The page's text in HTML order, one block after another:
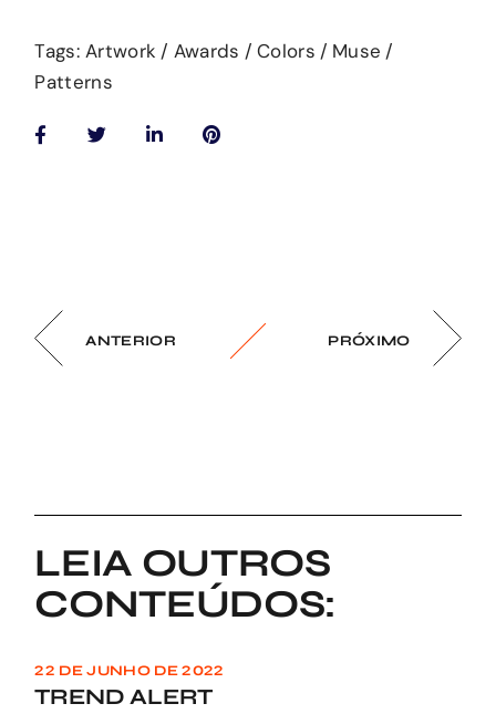
Tags: Artwork Awards Colors
Muse
Patterns
ANTERIOR PRÓXIMO
LEIA OUTROS
CONTEÚDOS:
22 DE JUNHO DE 2022
TREND ALERT